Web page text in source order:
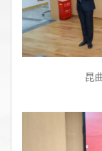
昆